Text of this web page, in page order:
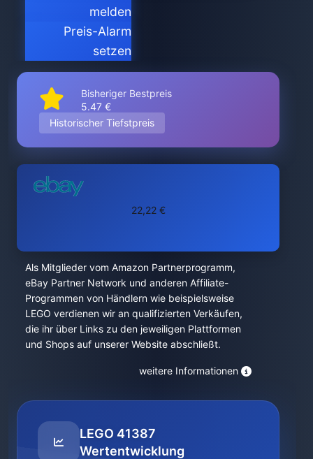
melden
Preis-Alarm
setzen
Bisheriger Bestpreis
5.47 €
Historischer Tiefstpreis
22,22 €
Als Mitglieder vom Amazon Partnerprogramm,
eBay Partner Network und anderen Affiliate-
Programmen von Händlern wie beispielsweise
LEGO verdienen wir an qualifizierten Verkäufen,
die ihr über Links zu den jeweiligen Plattformen
und Shops auf unserer Website abschließt.
weitere Informationen
LEGO 41387
Wertentwicklung